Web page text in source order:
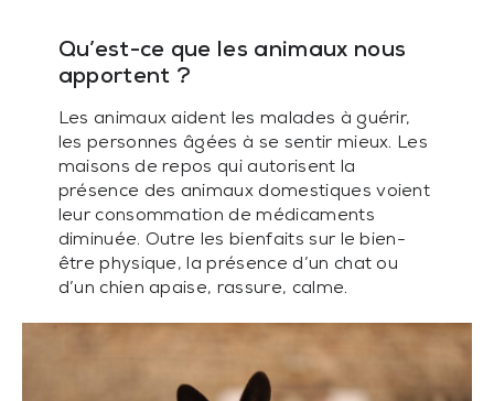
Qu’est-ce que les animaux nous
apportent ?
Les animaux aident les malades à guérir,
les personnes âgées à se sentir mieux. Les
maisons de repos qui autorisent la
présence des animaux domestiques voient
leur consommation de médicaments
diminuée. Outre les bienfaits sur le bien-
être physique, la présence d’un chat ou
d’un chien apaise, rassure, calme.